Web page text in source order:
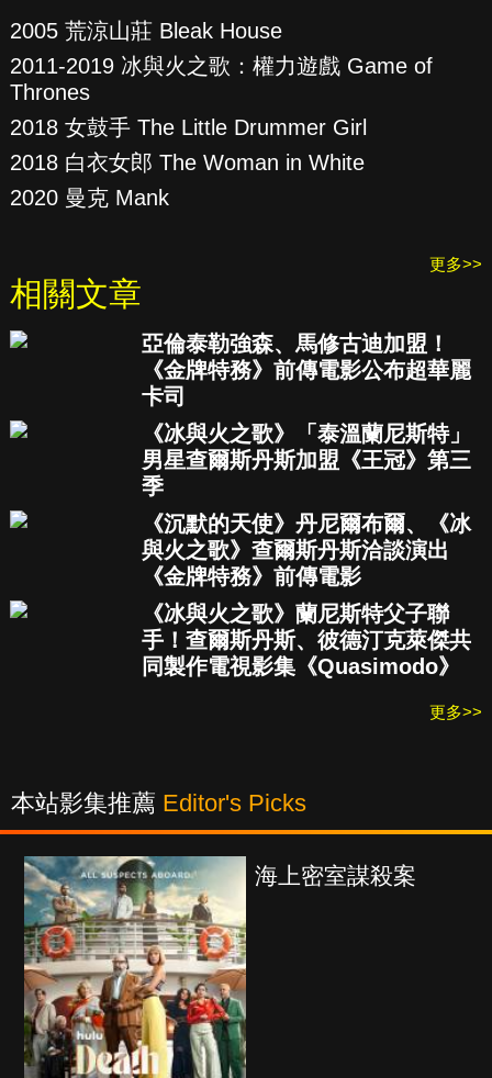
2005 荒涼山莊 Bleak House
2011-2019 冰與火之歌：權力遊戲 Game of
Thrones
2018 女鼓手 The Little Drummer Girl
2018 白衣女郎 The Woman in White
2020 曼克 Mank
更多>>
相關文章
亞倫泰勒強森、馬修古迪加盟！
《金牌特務》前傳電影公布超華麗
卡司
《冰與火之歌》「泰溫蘭尼斯特」
男星查爾斯丹斯加盟《王冠》第三
季
《沉默的天使》丹尼爾布爾、《冰
與火之歌》查爾斯丹斯洽談演出
《金牌特務》前傳電影
《冰與火之歌》蘭尼斯特父子聯
手！查爾斯丹斯、彼德汀克萊傑共
同製作電視影集《Quasimodo》
更多>>
本站影集推薦 Editor's Picks
海上密室謀殺案